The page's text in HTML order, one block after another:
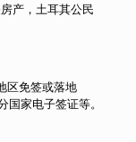
产，土耳其公民
区免签或落地
家电子签证等。